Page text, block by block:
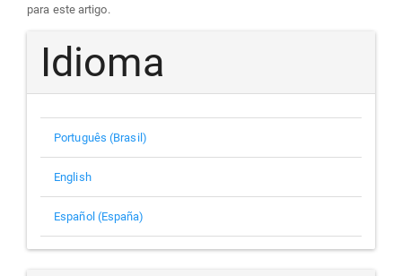
para este artigo.
Idioma
Português (Brasil)
English
Español (España)